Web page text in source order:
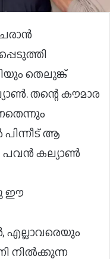
തെലുങ്ക്
തന്റെ കൗമാര
ആ
പവൻ കല്യാൺ
ഈ
എല്ലാവരെയും
നിൽക്കുന്ന